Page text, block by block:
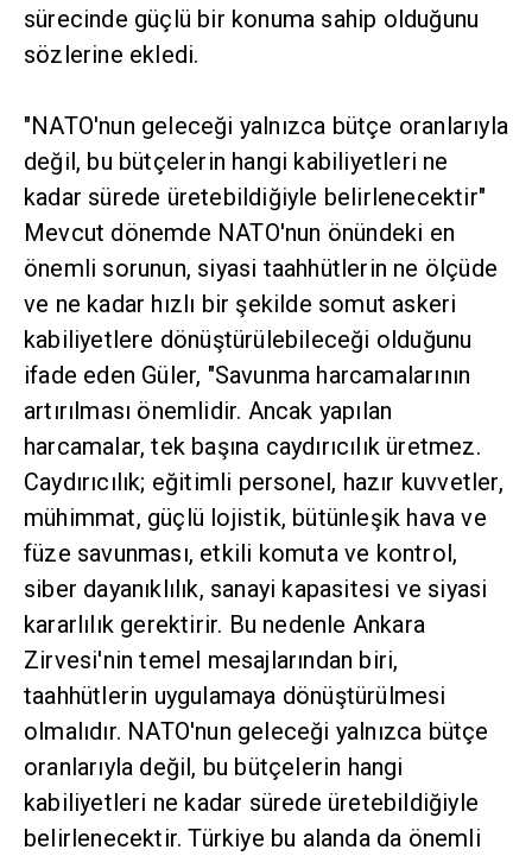
sürecinde güçlü bir konuma sahip olduğunu
sözlerine ekledi.
"NATO'nun geleceği yalnızca bütçe oranlarıyla
değil, bu bütçelerin hangi kabiliyetleri ne
kadar sürede üretebildiğiyle belirlenecektir"
Mevcut dönemde NATO'nun önündeki en
önemli sorunun, siyasi taahhütlerin ne ölçüde
ve ne kadar hızlı bir şekilde somut askeri
kabiliyetlere dönüştürülebileceği olduğunu
ifade eden Güler, "Savunma harcamalarının
artırılması önemlidir. Ancak yapılan
harcamalar, tek başına caydırıcılık üretmez.
Caydırıcılık; eğitimli personel, hazır kuvvetler,
mühimmat, güçlü lojistik, bütünleşik hava ve
füze savunması, etkili komuta ve kontrol,
siber dayanıklılık, sanayi kapasitesi ve siyasi
kararlılık gerektirir. Bu nedenle Ankara
Zirvesi'nin temel mesajlarından biri,
taahhütlerin uygulamaya dönüştürülmesi
olmalıdır. NATO'nun geleceği yalnızca bütçe
oranlarıyla değil, bu bütçelerin hangi
kabiliyetleri ne kadar sürede üretebildiğiyle
belirlenecektir. Türkiye bu alanda da önemli